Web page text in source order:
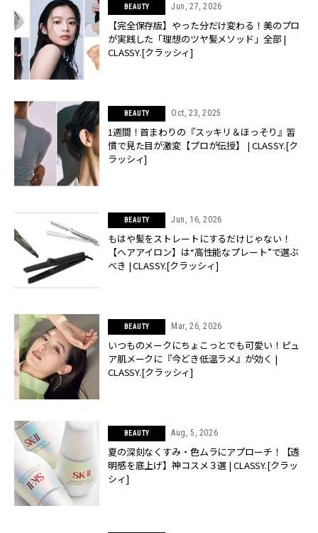
BEAUTY Jun, 27, 2026
【完全保存版】やった分だけ変わる！美のプロ
が実践した「理想のツヤ髪メソッド」全部 |
CLASSY.[クラッシィ]
BEAUTY Oct, 23, 2025
1週間！首まわりの『スッキリ＆ほっそり』習
慣で見た目が激変【プロが伝授】 | CLASSY.[ク
ラッシィ]
BEAUTY Jun, 16, 2026
もはや髪をストレートにするだけじゃない！
【ヘアアイロン】は“高性能なプレート”で選ぶ
べき | CLASSY.[クラッシィ]
BEAUTY Mar, 26, 2026
いつものメークにちょこっとでも可愛い！ピュ
ア肌メークに『今どき低温ラメ』が効く |
CLASSY.[クラッシィ]
BEAUTY Aug, 5, 2026
夏の深刻なくすみ・色ムラにアプローチ！【透
明感を底上げ】神コスメ３選 | CLASSY.[クラッ
シィ]